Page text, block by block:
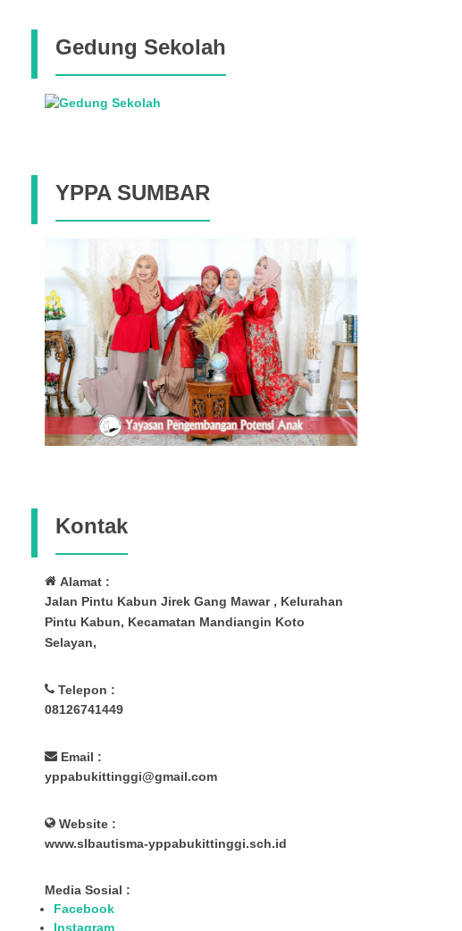
Gedung Sekolah
YPPA SUMBAR
Kontak
Alamat :
Jalan Pintu Kabun Jirek Gang Mawar , Kelurahan
Pintu Kabun, Kecamatan Mandiangin Koto
Selayan,
Telepon :
08126741449
Email :
yppabukittinggi@gmail.com
Website :
www.slbautisma-yppabukittinggi.sch.id
Media Sosial :
Facebook
Instagram